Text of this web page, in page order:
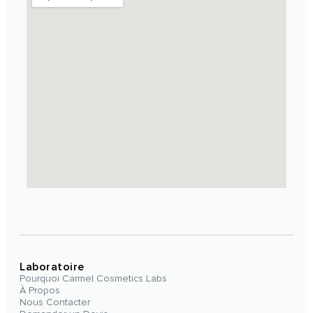
Laboratoire
Pourquoi Carmel Cosmetics Labs
À Propos
Nous Contacter